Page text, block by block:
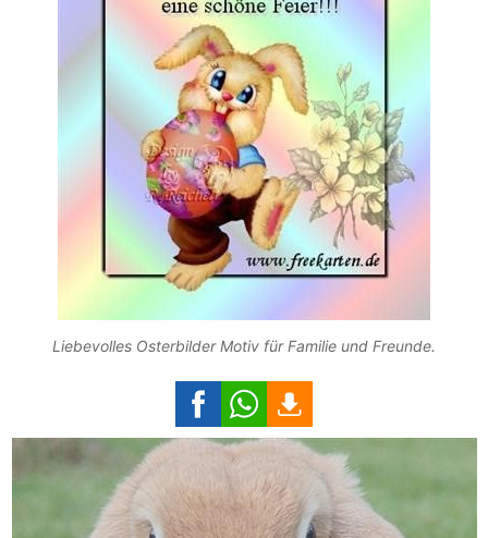
Liebevolles Osterbilder Motiv für Familie und Freunde.